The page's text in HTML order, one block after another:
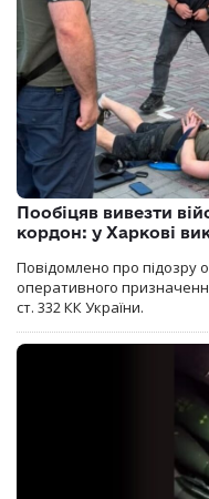
Пообіцяв вивезти
кордон: у Харкові
Повідомлено про підозру
оперативного
ст. 332 КК України.